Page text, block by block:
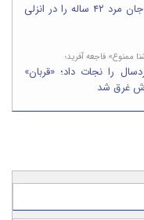
شنا در منطقه ممنوعه، جان مرد ۴۲ ساله را در انزلی
ممنوع» فاجعه آفرید؛
دختر خردسال را نجات داد؛ «قربان»
غرق شد